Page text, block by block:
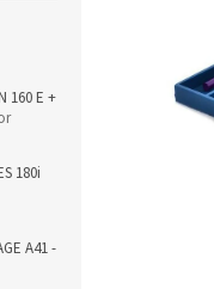
160 E +
180i
A41 -